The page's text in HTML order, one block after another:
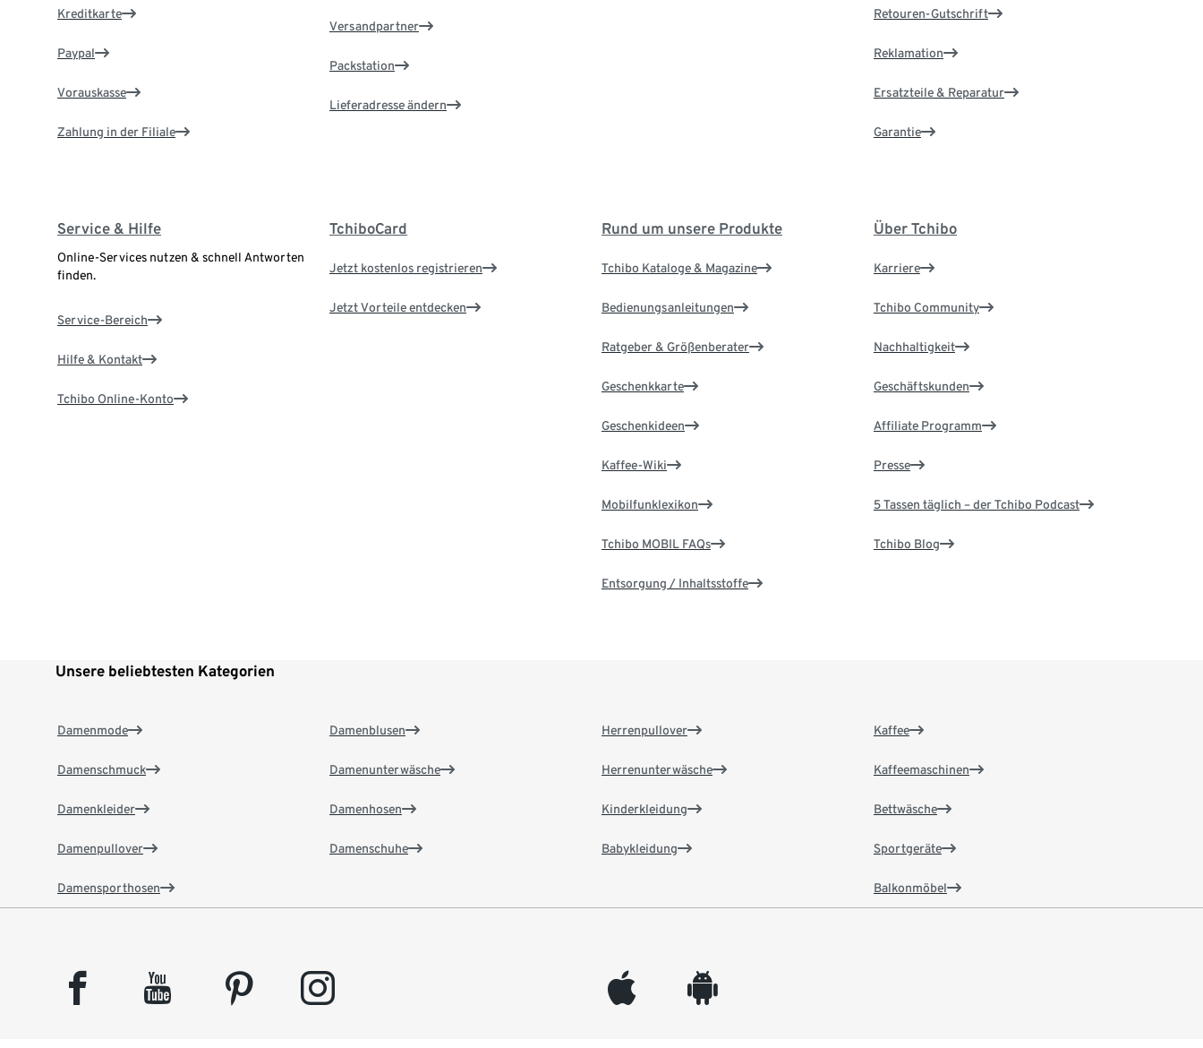
Kreditkarte
Paypal
Vorauskasse
Zahlung in der Filiale
Versandpartner
Packstation
Lieferadresse ändern
Retouren-Gutschrift
Reklamation
Ersatzteile & Reparatur
Garantie
Service & Hilfe
Online-Services nutzen & schnell Antworten
finden.
Service-Bereich
Hilfe & Kontakt
Tchibo Online-Konto
TchiboCard
Jetzt kostenlos registrieren
Jetzt Vorteile entdecken
Rund um unsere Produkte
Tchibo Kataloge & Magazine
Bedienungsanleitungen
Ratgeber & Größenberater
Geschenkkarte
Geschenkideen
Kaffee-Wiki
Mobilfunklexikon
Tchibo MOBIL FAQs
Entsorgung / Inhaltsstoffe
Über Tchibo
Karriere
Tchibo Community
Nachhaltigkeit
Geschäftskunden
Affiliate Programm
Presse
5 Tassen täglich – der Tchibo Podcast
Tchibo Blog
Unsere beliebtesten Kategorien
Damenmode
Damenschmuck
Damenkleider
Damenpullover
Damensporthosen
Damenblusen
Damenunterwäsche
Damenhosen
Damenschuhe
Herrenpullover
Herrenunterwäsche
Kinderkleidung
Babykleidung
Kaffee
Kaffeemaschinen
Bettwäsche
Sportgeräte
Balkonmöbel
facebook youtube pinterest instagram appleinc android